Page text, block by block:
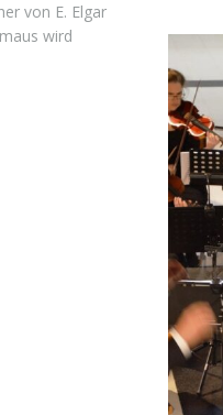
von E. Elgar
wird